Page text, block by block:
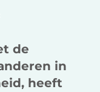
de
in
heeft